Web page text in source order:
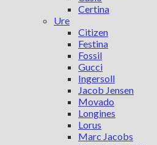
Certina
Ure
Citizen
Festina
Fossil
Gucci
Ingersoll
Jacob Jensen
Movado
Longines
Lorus
Marc Jacobs